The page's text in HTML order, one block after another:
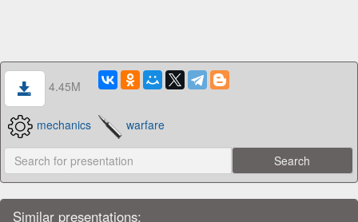
4.45M
mechanics warfare
Similar presentations: